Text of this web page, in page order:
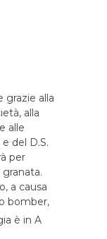
grazie alla
alla
alle
del D.S.
per
a causa
bomber,